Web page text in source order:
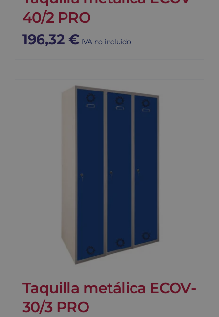
40/2 PRO
196,32 € IVA no incluido
Taquilla metálica ECOV-
30/3 PRO